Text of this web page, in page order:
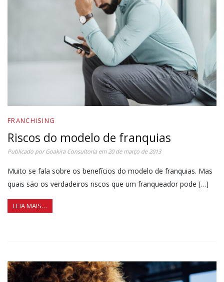
FRANCHISING
Riscos do modelo de franquias
Publicado porGoakira Consultoriaem20 de março de 2013
Muito se fala sobre os benefícios do modelo de franquias. Mas
quais são os verdadeiros riscos que um franqueador pode […]
LEIA MAIS…